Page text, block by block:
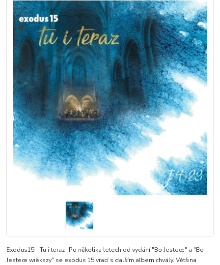
Exodus15 - Tu i teraz- Po několika letech od vydání "Bo Jesteœ" a "Bo
Jesteœ wiêkszy" se exodus 15 vrací s dalším albem chvály. Většina